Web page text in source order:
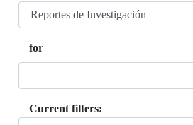
for
Current filters: